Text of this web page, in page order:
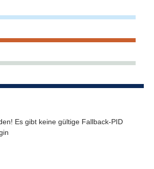
Es gibt keine gültige Fallback-PID